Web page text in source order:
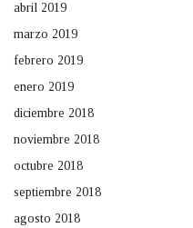
abril 2019
marzo 2019
febrero 2019
enero 2019
diciembre 2018
noviembre 2018
octubre 2018
septiembre 2018
agosto 2018